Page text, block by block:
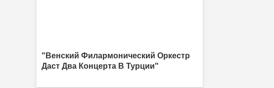
"Венский Филармонический Оркестр
Даст Два Концерта В Турции"